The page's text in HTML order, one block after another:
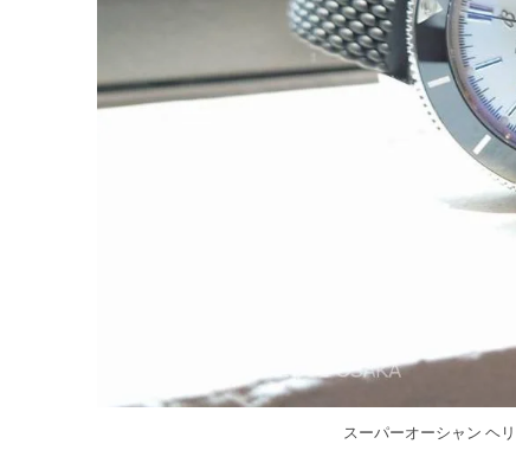
スーパーオーシャン ヘ